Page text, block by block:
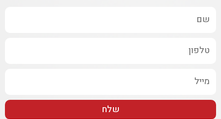
שלח